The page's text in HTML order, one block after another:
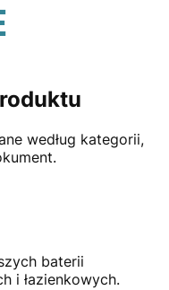
według kategorii,
baterii
i łazienkowych.